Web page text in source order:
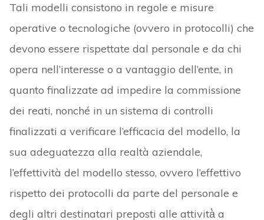
Tali modelli consistono in regole e misure
operative o tecnologiche (ovvero in protocolli) che
devono essere rispettate dal personale e da chi
opera nell’interesse o a vantaggio dell’ente, in
quanto finalizzate ad impedire la commissione
dei reati, nonché in un sistema di controlli
finalizzati a verificare l’efficacia del modello, la
sua adeguatezza alla realtà aziendale,
l’effettività del modello stesso, ovvero l’effettivo
rispetto dei protocolli da parte del personale e
degli altri destinatari preposti alle attività̀ a